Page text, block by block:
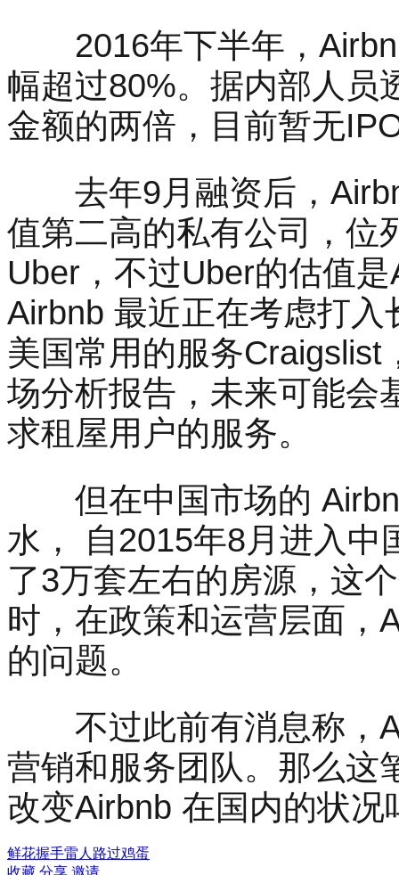
2016年下半年，
幅超过80%。据内部人员
金额的两倍，目前暂无
去年9月融资后，
值第二高的私有公司，位
Uber，不过Uber的估值
Airbnb 最近正在考虑打
美国常用的服务
场分析报告，未来可能会
求租屋用户的服务。
但在中国市场的
水， 自2015年8月进入中
了3万套左右的房源，这
时，在政策和运营层面，
的问题。
不过此前有消息称，
营销和服务团队。那么这
改变Airbnb 在国内的状况
鲜花握手雷人 路过鸡蛋
收藏 分享 邀请